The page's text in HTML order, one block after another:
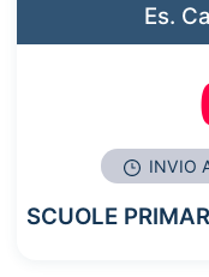
Es.
INVIO
SCUOLE